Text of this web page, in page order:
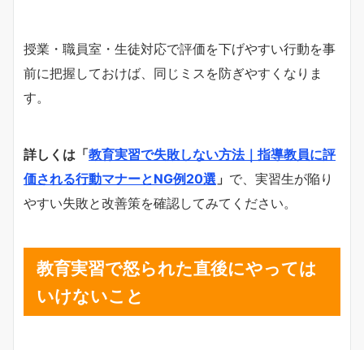
授業・職員室・生徒対応で評価を下げやすい行動を事
前に把握しておけば、同じミスを防ぎやすくなりま
す。
詳しくは「教育実習で失敗しない方法｜指導教員に評
価される行動マナーとNG例20選 」 で、実習生が陥り
やすい失敗と改善策を確認してみてください。
教育実習で怒られた直後にやっては
いけないこと